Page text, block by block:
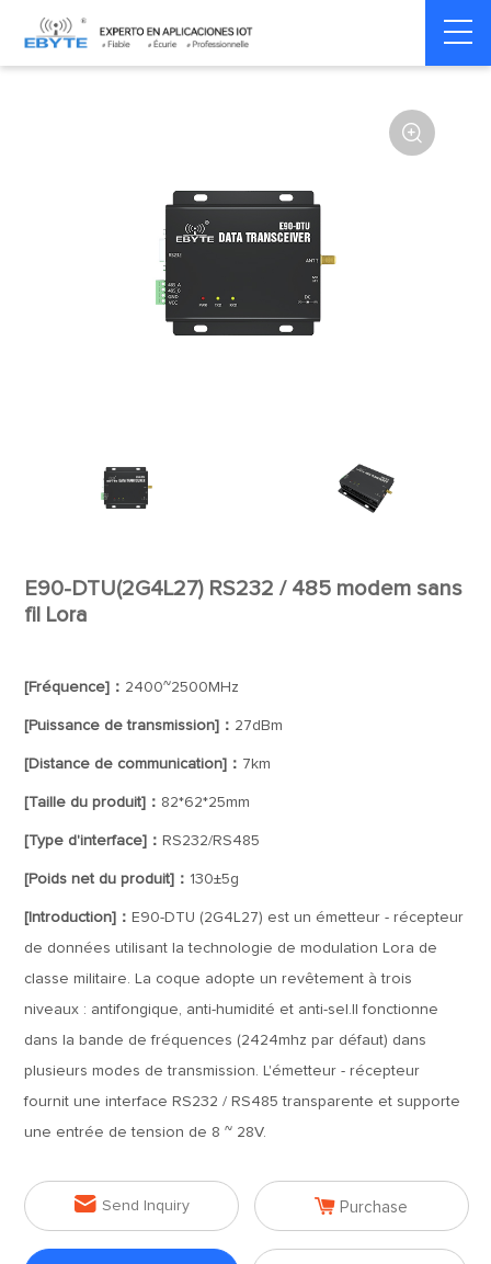
Home > Modem > Wireless modem LoRa wirelss modem

E90-DTU(2G4L27) RS232 / 485 modem sans
fil Lora
[Fréquence]： 2400~2500MHz
[Puissance de transmission]： 27dBm
[Distance de communication]： 7km
[Taille du produit]： 82*62*25mm
[Type d'interface]： RS232/RS485
[Poids net du produit]： 130±5g
[Introduction]： E90-DTU (2G4L27) est un émetteur - récepteur
de données utilisant la technologie de modulation Lora de
classe militaire. La coque adopte un revêtement à trois
niveaux : antifongique, anti-humidité et anti-sel.Il fonctionne
dans la bande de fréquences (2424mhz par défaut) dans
plusieurs modes de transmission. L'émetteur - récepteur
fournit une interface RS232 / RS485 transparente et supporte
une entrée de tension de 8 ~ 28V.
 Send Inquiry  Purchase